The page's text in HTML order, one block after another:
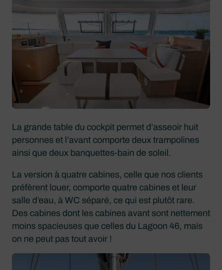
La grande table du cockpit permet d’asseoir huit
personnes et l’avant comporte deux trampolines
ainsi que deux banquettes-bain de soleil.
La version à quatre cabines, celle que nos clients
préfèrent louer, comporte quatre cabines et leur
salle d’eau, à WC séparé, ce qui est plutôt rare.
Des cabines dont les cabines avant sont nettement
moins spacieuses que celles du Lagoon 46, mais
on ne peut pas tout avoir !